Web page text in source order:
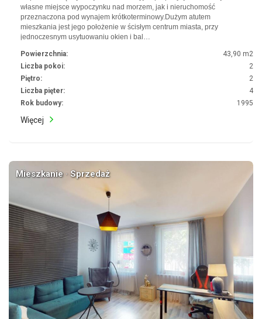
własne miejsce wypoczynku nad morzem, jak i nieruchomość
przeznaczona pod wynajem krótkoterminowy.Dużym atutem
mieszkania jest jego położenie w ścisłym centrum miasta, przy
jednoczesnym usytuowaniu okien i bal…
Powierzchnia:
43,90 m2
Liczba pokoi:
2
Piętro:
2
Liczba pięter:
4
Rok budowy:
1995
Więcej
Mieszkanie · Sprzedaż